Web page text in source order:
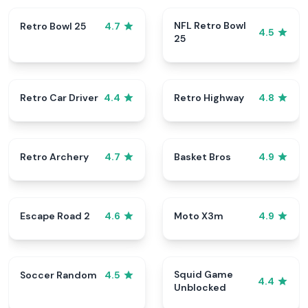
Retro Bowl 25 4.7
NFL Retro Bowl
25
4.5
Retro Car Driver 4.4 Retro Highway 4.8
Retro Archery 4.7 Basket Bros 4.9
Escape Road 2 4.6 Moto X3m 4.9
Soccer Random 4.5
Squid Game
Unblocked
4.4